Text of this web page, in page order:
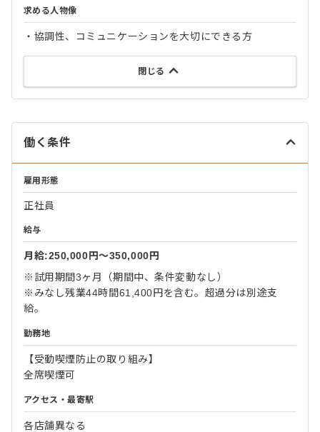
求める人物像
・協調性、コミュニケーションを大切にできる方
閉じる
働く条件
雇用形態
正社員
給与
月給:250,000円〜350,000円
※試用期間3ヶ月（期間中、条件変動なし）
※みなし残業44時間61,400円を含む。超過分は別途支
給。
勤務地
【受動喫煙防止の取り組み】
全席喫煙可
アクセス・最寄駅
各店舗異なる